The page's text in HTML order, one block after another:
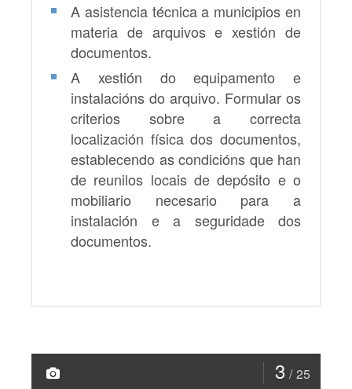
A asistencia técnica a municipios en
materia de arquivos e xestión de
documentos.
A xestión do equipamento e
instalacións do arquivo. Formular os
criterios sobre a correcta
localización física dos documentos,
establecendo as condicións que han
de reunilos locais de depósito e o
mobiliario necesario para a
instalación e a seguridade dos
documentos.
3 25